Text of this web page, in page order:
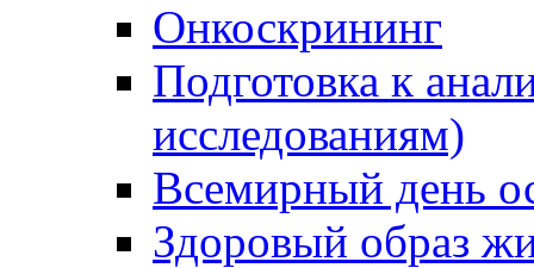
Онкоскрининг
Подготовка к
исследованиям)
Всемирный день
Здоровый образ